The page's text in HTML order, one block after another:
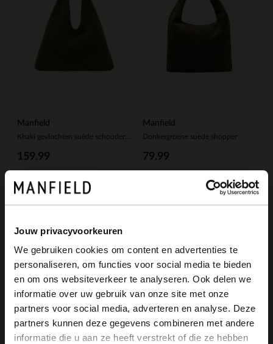
Jouw privacyvoorkeuren
We gebruiken cookies om content en advertenties te
personaliseren, om functies voor social media te bieden
en om ons websiteverkeer te analyseren. Ook delen we
informatie over uw gebruik van onze site met onze
partners voor social media, adverteren en analyse. Deze
partners kunnen deze gegevens combineren met andere
informatie die u aan ze heeft verstrekt of die ze hebben
Manfield
159.99
Manfield
Donkergroene suède shopper
79.99
-50%
×
View this website in English?
It looks like your language isn't Dutch. Would
you like to switch to English?